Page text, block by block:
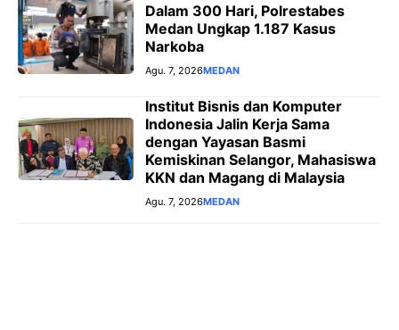
Dalam 300 Hari, Polrestabes
Medan Ungkap 1.187 Kasus
Narkoba
Agu. 7, 2026MEDAN
Institut Bisnis dan Komputer
Indonesia Jalin Kerja Sama
dengan Yayasan Basmi
Kemiskinan Selangor, Mahasiswa
KKN dan Magang di Malaysia
Agu. 7, 2026MEDAN